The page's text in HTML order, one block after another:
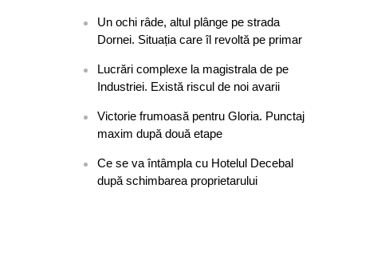
Un ochi râde, altul plânge pe strada
Dornei. Situația care îl revoltă pe primar
Lucrări complexe la magistrala de pe
Industriei. Există riscul de noi avarii
Victorie frumoasă pentru Gloria. Punctaj
maxim după două etape
Ce se va întâmpla cu Hotelul Decebal
după schimbarea proprietarului